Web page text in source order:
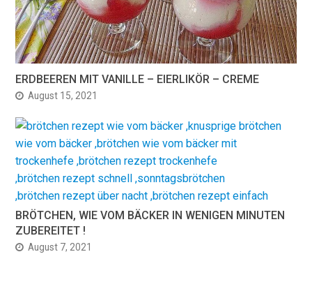
ERDBEEREN MIT VANILLE – EIERLIKÖR – CREME
August 15, 2021
BRÖTCHEN, WIE VOM BÄCKER IN WENIGEN MINUTEN
ZUBEREITET !
August 7, 2021